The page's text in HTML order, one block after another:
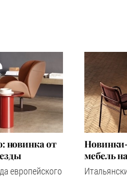
новинка от
европейского
мебель